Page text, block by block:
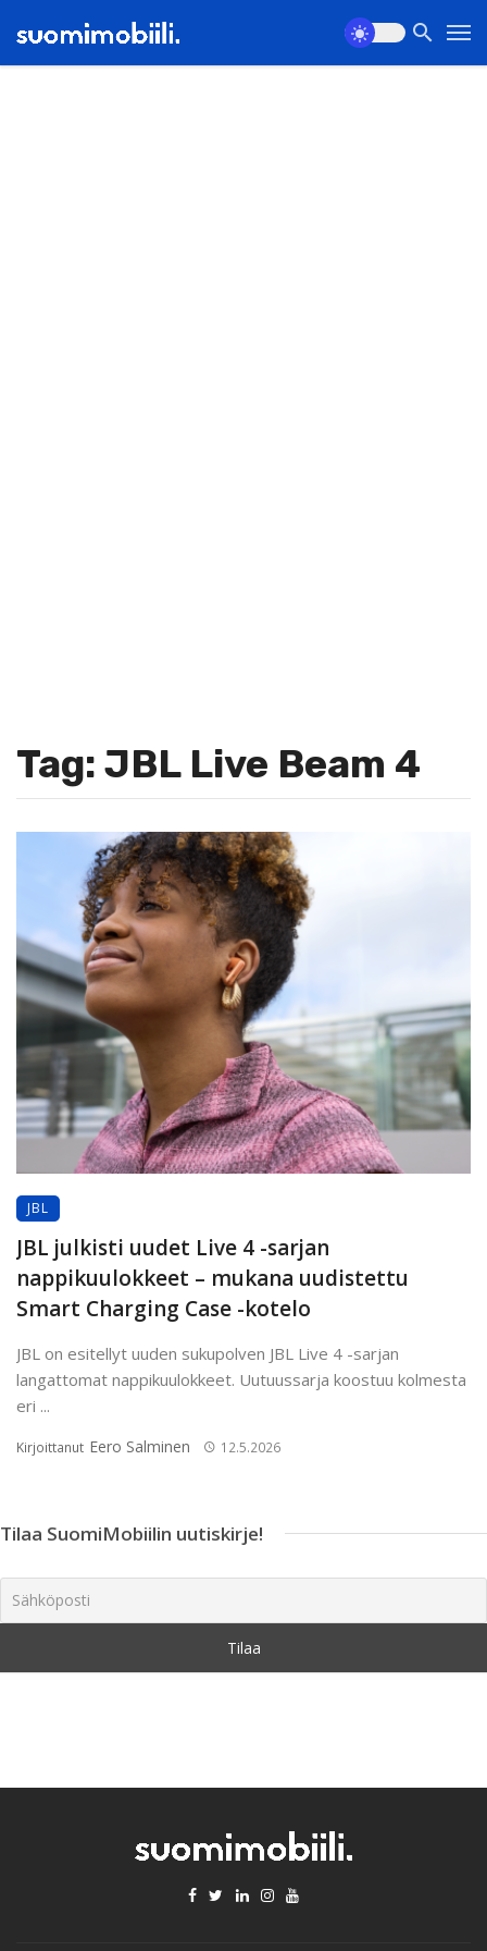
Tag: JBL Live Beam 4
JBL
JBL julkisti uudet Live 4 -sarjan
nappikuulokkeet – mukana uudistettu
Smart Charging Case -kotelo
JBL on esitellyt uuden sukupolven JBL Live 4 -sarjan
langattomat nappikuulokkeet. Uutuussarja koostuu kolmesta
eri ...
Kirjoittanut Eero Salminen 12.5.2026
Tilaa SuomiMobiilin uutiskirje!